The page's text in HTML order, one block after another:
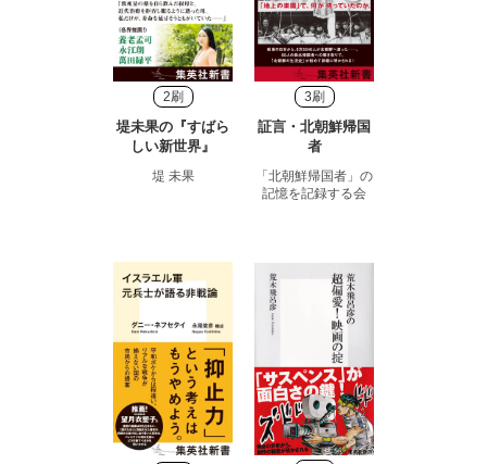
2刷
堤未果の『すばら
しい新世界』
堤 未果
3刷
証言・北朝鮮帰国
者
「北朝鮮帰国者」の
記憶を記録する会